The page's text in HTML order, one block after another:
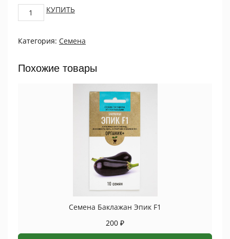
Астра
китайская
Старлет
Блю
0,2г
КУПИТЬ
Категория: Семена
Похожие товары
Семена Баклажан Эпик F1
200 ₽